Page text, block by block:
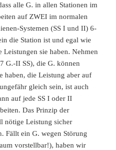
alle G. in allen Stationen im
auf ZWEI im normalen
Systemen (SS I und II) 6-
die Station ist und egal wie
sie haben. Nehmen
G.-II SS), die G. können
haben, die Leistung aber auf
gleich sein, ist auch
auf jede SS I oder II
Das Prinzip der
nötige Leistung sicher
Fällt ein G. wegen Störung
vorstellbar!), haben wir